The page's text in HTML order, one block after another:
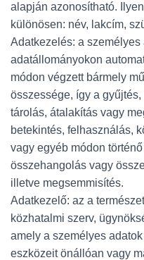
alapján azonosítható.
különösen: név, lakcím,
Adatkezelés: a személyes
adatállományokon
módon végzett bármely
összessége, így a
tárolás, átalakítás vagy
betekintés, felhasználás,
vagy egyéb módon
összehangolás vagy
illetve megsemmisítés.
Adatkezelő: az a
közhatalmi szerv,
amely a személyes
eszközeit önállóan vagy